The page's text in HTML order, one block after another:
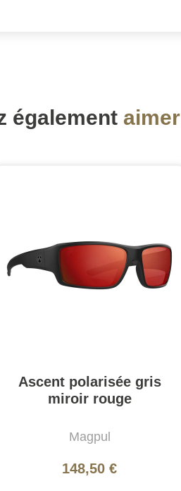
également aimer
Ascent polarisée gris
miroir rouge
Magpul
148,50 €